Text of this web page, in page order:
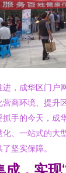
，成华区门户
商环境、提升
手的今天，成
、一站式的大
坚实保障。
，实现